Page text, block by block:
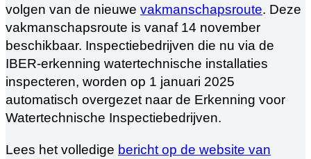
volgen van de nieuwe vakmanschapsroute. Deze
vakmanschapsroute is vanaf 14 november
beschikbaar. Inspectiebedrijven die nu via de
IBER-erkenning watertechnische installaties
inspecteren, worden op 1 januari 2025
automatisch overgezet naar de Erkenning voor
Watertechnische Inspectiebedrijven.
Lees het volledige bericht op de website van